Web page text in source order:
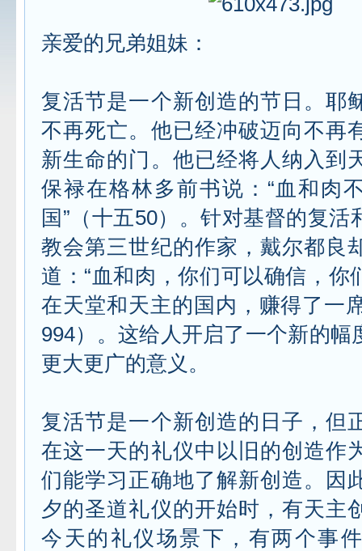
亲爱的兄弟姐妹：
复活节是一个新创造的节日。耶
不再死亡。他已经冲破迈向不再
新生命的门。他已经将人纳入到
保禄在格林多前书说：“血和肉
国”（十五50）。针对基督的复活
教会第三世纪的作家，戴尔都良
道：“血和肉，你们可以确信，你
在天堂和天主的国内，赚得了一
994）。这给人开启了一个新的幅
更大更广的意义。
复活节是一个新创造的日子，但
在这一天的礼仪中以旧的创造作
们能学习正确地了解新创造。因
夕的圣道礼仪的开始时，有天主
今天的礼仪场景下，有两个事